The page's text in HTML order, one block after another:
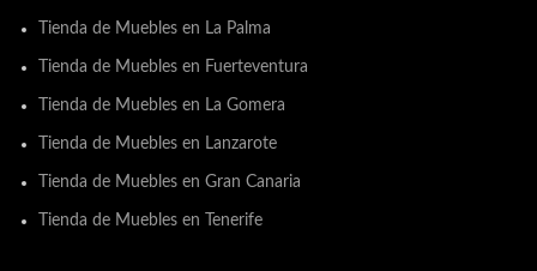
Tienda de Muebles en La Palma
Tienda de Muebles en Fuerteventura
Tienda de Muebles en La Gomera
Tienda de Muebles en Lanzarote
Tienda de Muebles en Gran Canaria
Tienda de Muebles en Tenerife